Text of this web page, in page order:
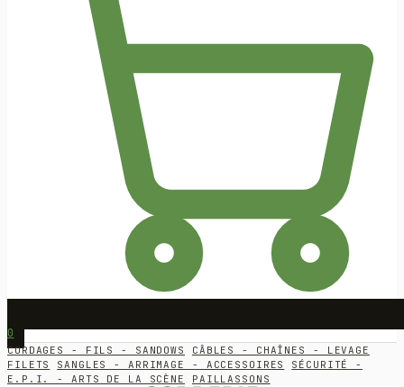
0
CORDAGES - FILS - SANDOWS
CÂBLES - CHAÎNES - LEVAGE
FILETS
SANGLES - ARRIMAGE - ACCESSOIRES
SÉCURITÉ -
E.P.I. - ARTS DE LA SCÈNE
PAILLASSONS